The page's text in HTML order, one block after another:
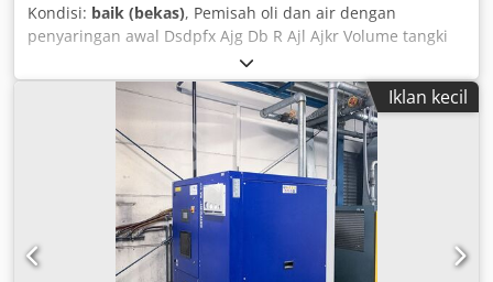
Kondisi: baik (bekas), Pemisah oli dan air dengan
penyaringan awal Dsdpfx Ajg Db R Ajl Ajkr Volume tangki
(liter): 228,4 Kapasitas kompresor maks. m³/menit: 58,5
Sambungan saluran masuk kondensat: 3 x G1/2, 1 x G1
Volume pengisian dalam liter: 158,8 Kapasitas filter dalam
liter: 1 x 37,2 / 1 x 40,3
Iklan kecil